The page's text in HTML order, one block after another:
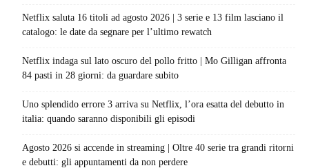
Netflix saluta 16 titoli ad agosto 2026 | 3 serie e 13 film lasciano il
catalogo: le date da segnare per l’ultimo rewatch
Netflix indaga sul lato oscuro del pollo fritto | Mo Gilligan affronta
84 pasti in 28 giorni: da guardare subito
Uno splendido errore 3 arriva su Netflix, l’ora esatta del debutto in
italia: quando saranno disponibili gli episodi
Agosto 2026 si accende in streaming | Oltre 40 serie tra grandi ritorni
e debutti: gli appuntamenti da non perdere